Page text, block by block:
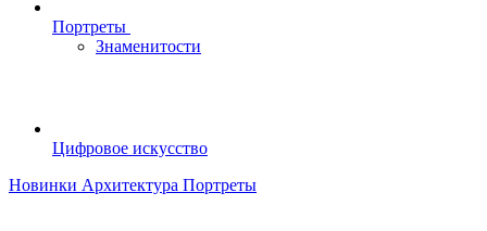
Портреты
Знаменитости
Цифровое искусство
Новинки Архитектура Портреты